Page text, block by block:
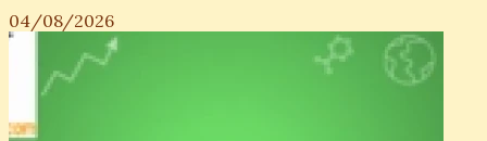
04/08/2026